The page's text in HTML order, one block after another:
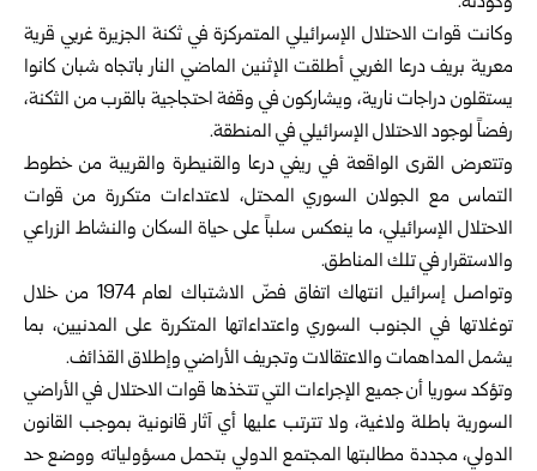
وكانت قوات الاحتلال الإسرائيلي المتمركزة في ثكنة الجزيرة غربي قرية
معرية بريف درعا ‌‏الغربي ‏أطلقت الإثنين الماضي النار باتجاه شبان كانوا
يستقلون دراجات نارية، ويشاركون في ‌‏وقفة ‏احتجاجية بالقرب من الثكنة،
رفضاً لوجود الاحتلال الإسرائيلي في المنطقة.‏
وتتعرض القرى الواقعة في ريفي درعا والقنيطرة ‏والقريبة من خطوط
التماس مع الجولان ‏السوري المحتل، لاعتداءات ‏متكررة من قوات
‏الاحتلال الإسرائيلي، ما ينعكس سلباً على حياة ‏السكان والنشاط الزراعي
والاستقرار في ‏تلك المناطق.‏
وتواصل إسرائيل انتهاك اتفاق فضّ الاشتباك لعام ‌‏1974 ‏من ‏خلال
‏توغلاتها في الجنوب ‏السوري ‏واعتداءاتها ‏المتكررة على ‏المدنيين، ‏بما
‏يشمل ‏المداهمات ‏والاعتقالات وتجريف ‏الأراضي ‏وإطلاق ‏القذائف‎.‎
وتؤكد سوريا أن جميع الإجراءات التي تتخذها قوات ‌‏الاحتلال ‏في ‏الأراضي
السورية باطلة ‏ولاغية، ولا ‏تترتب ‏عليها أي آثار ‏قانونية ‌‏بموجب القانون
الدولي، ‏مجددة ‏مطالبتها المجتمع الدولي ‌‏بتحمل ‏مسؤولياته ‏ووضع حد